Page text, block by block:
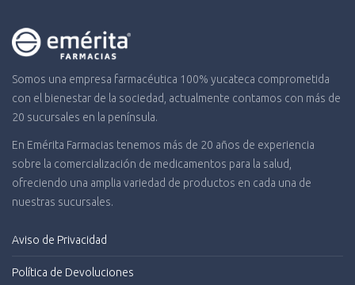
Somos una empresa farmacéutica 100% yucateca comprometida
con el bienestar de la sociedad, actualmente contamos con más de
20 sucursales en la península.
En Emérita Farmacias tenemos más de 20 años de experiencia
sobre la comercialización de medicamentos para la salud,
ofreciendo una amplia variedad de productos en cada una de
nuestras sucursales.
Aviso de Privacidad
Política de Devoluciones